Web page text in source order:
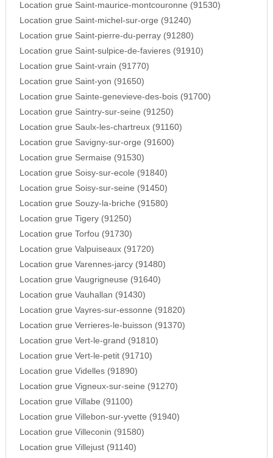
Location grue Saint-maurice-montcouronne (91530)
Location grue Saint-michel-sur-orge (91240)
Location grue Saint-pierre-du-perray (91280)
Location grue Saint-sulpice-de-favieres (91910)
Location grue Saint-vrain (91770)
Location grue Saint-yon (91650)
Location grue Sainte-genevieve-des-bois (91700)
Location grue Saintry-sur-seine (91250)
Location grue Saulx-les-chartreux (91160)
Location grue Savigny-sur-orge (91600)
Location grue Sermaise (91530)
Location grue Soisy-sur-ecole (91840)
Location grue Soisy-sur-seine (91450)
Location grue Souzy-la-briche (91580)
Location grue Tigery (91250)
Location grue Torfou (91730)
Location grue Valpuiseaux (91720)
Location grue Varennes-jarcy (91480)
Location grue Vaugrigneuse (91640)
Location grue Vauhallan (91430)
Location grue Vayres-sur-essonne (91820)
Location grue Verrieres-le-buisson (91370)
Location grue Vert-le-grand (91810)
Location grue Vert-le-petit (91710)
Location grue Videlles (91890)
Location grue Vigneux-sur-seine (91270)
Location grue Villabe (91100)
Location grue Villebon-sur-yvette (91940)
Location grue Villeconin (91580)
Location grue Villejust (91140)